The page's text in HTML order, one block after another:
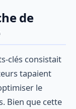
de
clés consistait
tapaient
le
Bien que cette